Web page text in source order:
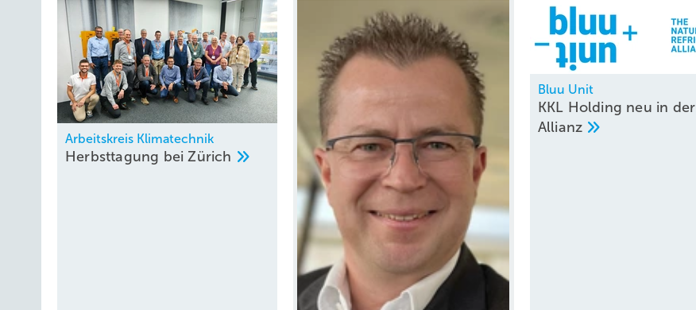
Arbeitskreis Klimatechnik
Herbsttagung beiZürich
Bluu Unit
KKL Holding neu in der
Allianz